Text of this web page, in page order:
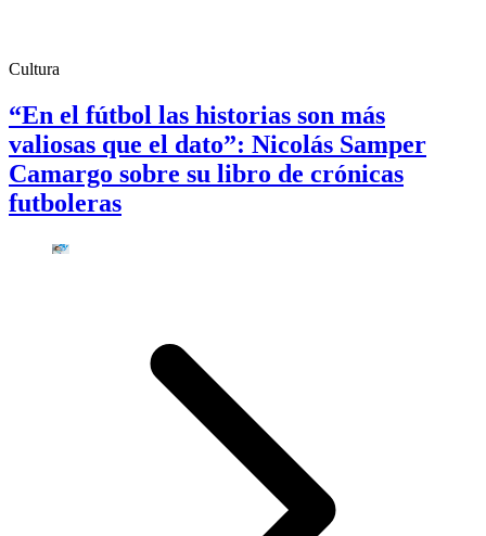
Cultura
“En el fútbol las historias son más
valiosas que el dato”: Nicolás Samper
Camargo sobre su libro de crónicas
futboleras